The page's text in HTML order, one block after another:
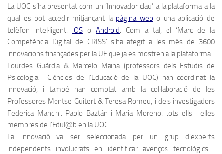
La UOC s’ha presentat com un ‘Innovador clau’ a la plataforma a la
qual es pot accedir mitjançant la pàgina web o una aplicació de
telèfon intel·ligent: iOS o Android. Com a tal, el ‘Marc de la
Competència Digital de CRISS’ s’ha afegit a les més de 3600
innovacions finançades per la UE que ja es mostren a la plataforma.
Lourdes Guàrdia & Marcelo Maina (professors dels Estudis de
Psicologia i Ciències de l’Educació de la UOC) han coordinat la
innovació, i també han comptat amb la col·laboració de les
Professores Montse Guitert & Teresa Romeu, i dels investigadors
Federica Mancini, Pablo Baztán i Maria Moreno, tots ells i elles
membres de l’Edul@b en la UOC.
La innovació va ser seleccionada per un grup d’experts
independents involucrats en identificar avenços tecnològics i